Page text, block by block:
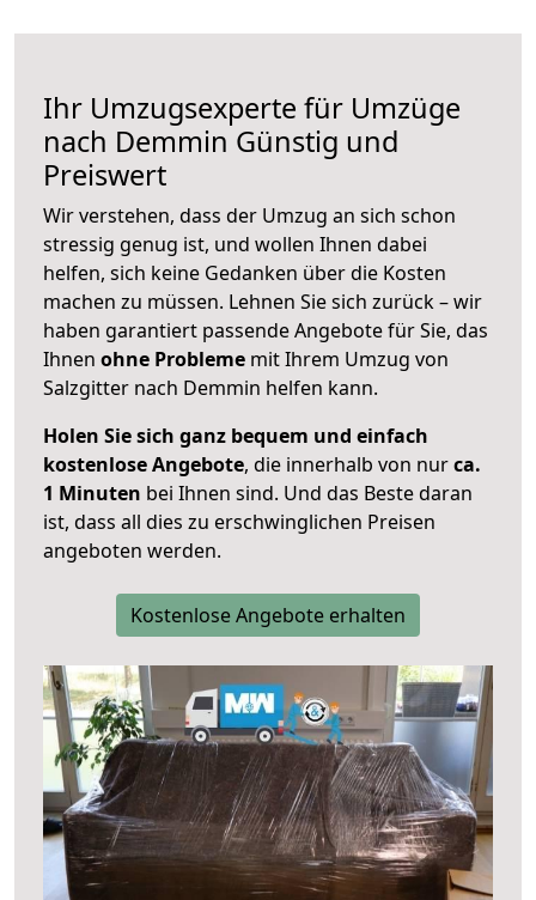
Ihr Umzugsexperte für Umzüge
nach Demmin Günstig und
Preiswert
Wir verstehen, dass der Umzug an sich schon
stressig genug ist, und wollen Ihnen dabei
helfen, sich keine Gedanken über die Kosten
machen zu müssen. Lehnen Sie sich zurück – wir
haben garantiert passende Angebote für Sie, das
Ihnen ohne Probleme mit Ihrem Umzug von
Salzgitter nach Demmin helfen kann.
Holen Sie sich ganz bequem und einfach
kostenlose Angebote, die innerhalb von nurca.
1 Minuten bei Ihnen sind. Und das Beste daran
ist, dass all dies zu erschwinglichen Preisen
angeboten werden.
Kostenlose Angebote erhalten